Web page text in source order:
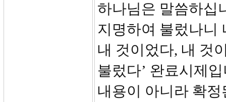
하나님은 말씀하십
지명하여 불렀나니
내 것이었다, 내 것
불렀다’ 완료시제
내용이 아니라 확